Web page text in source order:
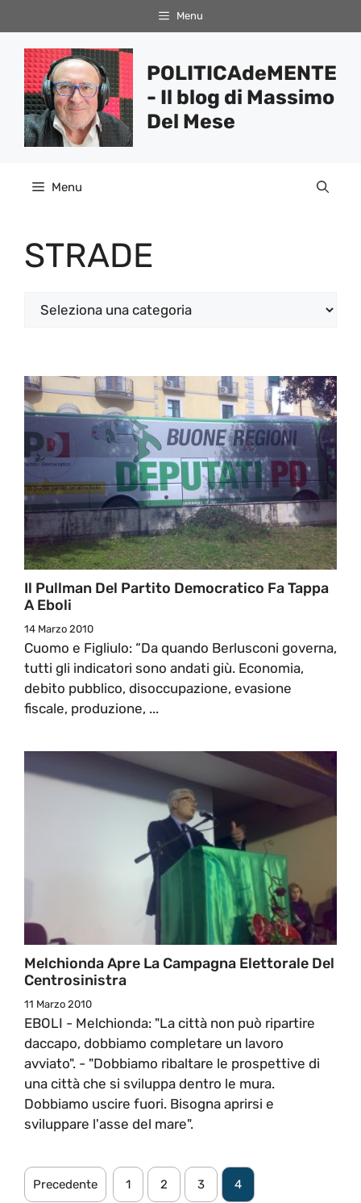
al
contenuto
Menu
POLITICAdeMENTE
- Il blog di Massimo
Del Mese
Menu
STRADE
Categorie
Il Pullman Del Partito Democratico Fa Tappa
A Eboli
14 Marzo 2010
Cuomo e Figliulo: “Da quando Berlusconi governa,
tutti gli indicatori sono andati giù. Economia,
debito pubblico, disoccupazione, evasione
fiscale, produzione, ...
Melchionda Apre La Campagna Elettorale Del
Centrosinistra
11 Marzo 2010
EBOLI - Melchionda: "La città non può ripartire
daccapo, dobbiamo completare un lavoro
avviato". - "Dobbiamo ribaltare le prospettive di
una città che si sviluppa dentro le mura.
Dobbiamo uscire fuori. Bisogna aprirsi e
sviluppare l'asse del mare".
Precedente 1 2 3 4